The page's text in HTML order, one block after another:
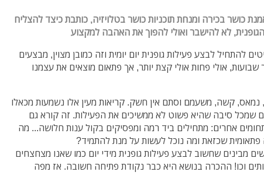
כושר בכירה ומנחת תוכניות כושר בטלויזיה, כותבתכיצד להצליח
לא להישברואולי להפוך את האהבה למקצוע
להתחיל לבצע פעילות גופנית יום יומית וזה כמובן מצוין, מבצעים
אולי פחות אולי קצת יותר, אך פתאום מוצאים את עצמנו
נמאס, קשה, משעמם וסתם אין חשק. קריאות מעין אלו נשמעות מכאלו
שמכל סיבה שהיא פשוט לא ממשיכים את הפעילות. זה קורא גם
אחרים: מתחילים ביד רמה ומפסיקים בקול ענות חלושה... מה
פתאומית שכזאת ומה נוכל לעשות על מנת להתמיד?
מבינים שחשוב לבצע פעילות גופנית מידי יום כמו שאנו מצחצחים
וכו! ההכרה בנושא היא כבר נקודת פתיחה חשובה. אז מפה